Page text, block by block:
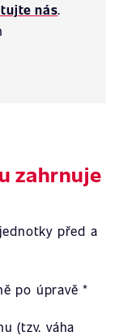
nás.
zahrnuje
před a
po úpravě *
(tzv. váha